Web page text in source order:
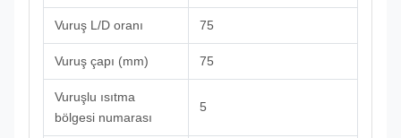
Vuruş L/D oranı 75
Vuruş çapı (mm) 75
Vuruşlu ısıtma
bölgesi numarası
5